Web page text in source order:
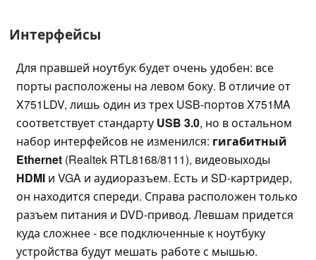
Интерфейсы
Для правшей ноутбук будет очень удобен: все
порты расположены на левом боку. В отличие от
X751LDV, лишь один из трех USB-портов X751MA
соответствует стандарту USB 3.0, но в остальном
набор интерфейсов не изменился: гигабитный
Ethernet (Realtek RTL8168/8111), видеовыходы
HDMI и VGA и аудиоразъем. Есть и SD-картридер,
он находится спереди. Справа расположен только
разъем питания и DVD-привод. Левшам придется
куда сложнее - все подключенные к ноутбуку
устройства будут мешать работе с мышью.